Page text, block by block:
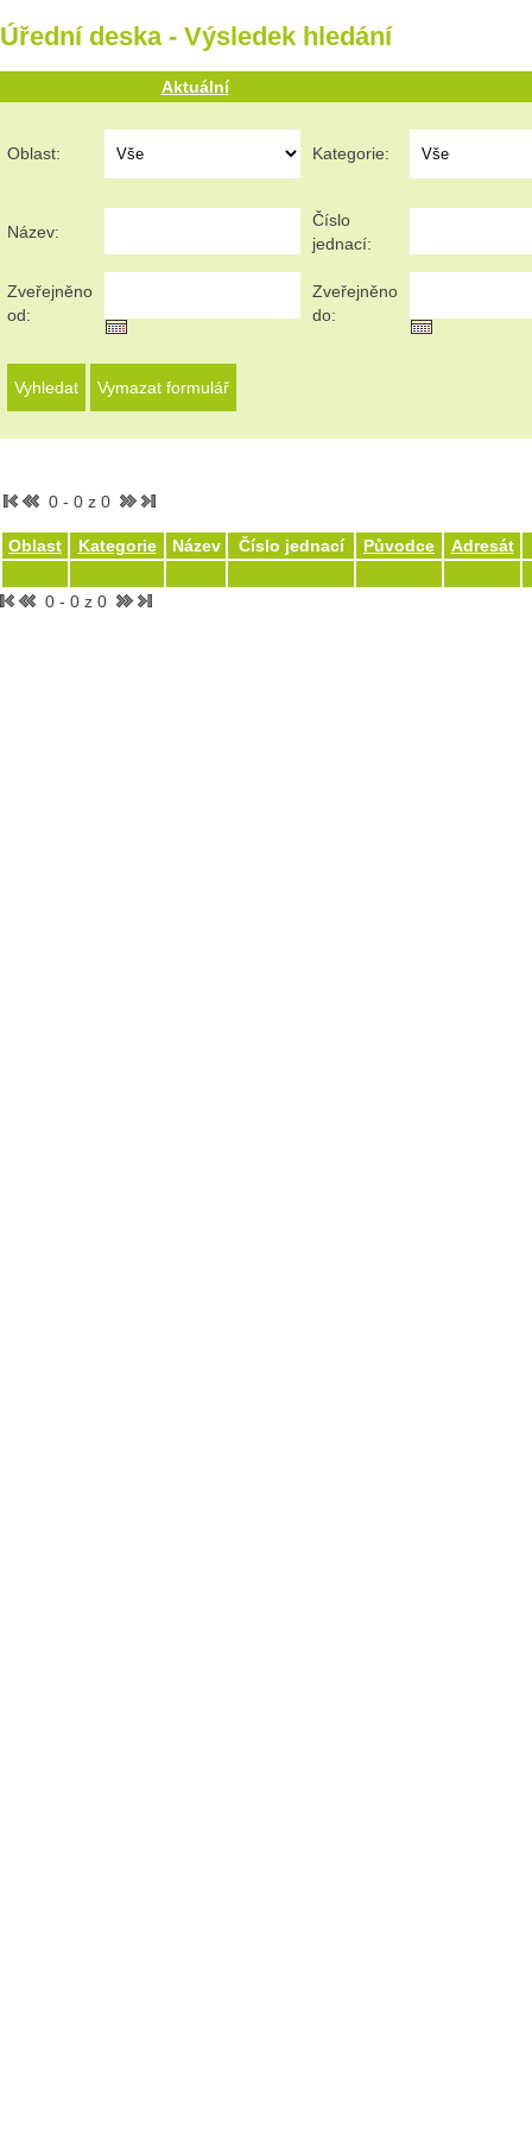
Úřední deska - Výsledek hledání
Aktuální
Oblast: Kategorie:
Název:
Číslo
jednací:
Zveřejněno
od:
Zveřejněno
do:
0 - 0 z 0
Oblast Kategorie Název Číslo jednací Původce Adresát
0 - 0 z 0